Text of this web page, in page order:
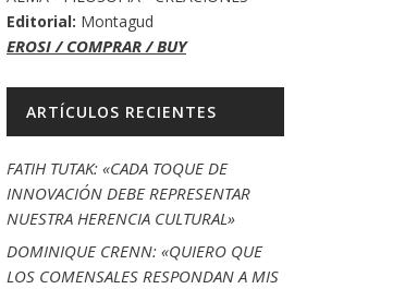
Editorial: Montagud
EROSI / COMPRAR / BUY
ARTÍCULOS RECIENTES
FATIH TUTAK: «CADA TOQUE DE
INNOVACIÓN DEBE REPRESENTAR
NUESTRA HERENCIA CULTURAL»
DOMINIQUE CRENN: «QUIERO QUE
LOS COMENSALES RESPONDAN A MIS